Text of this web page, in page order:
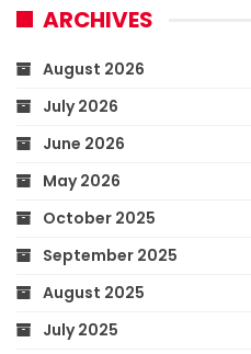
ARCHIVES
August 2026
July 2026
June 2026
May 2026
October 2025
September 2025
August 2025
July 2025